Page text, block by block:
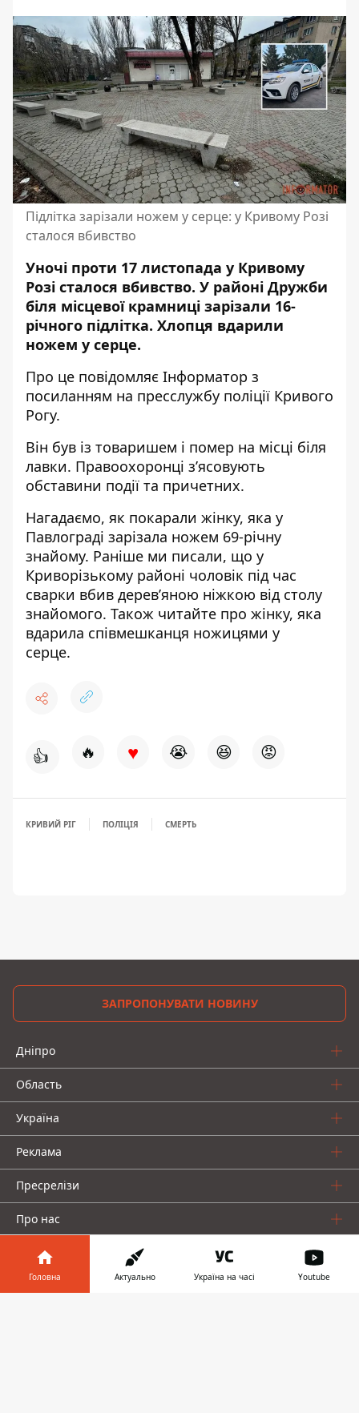
Підлітка зарізали ножем у серце: у Кривому Розі
сталося вбивство
Уночі проти 17 листопада у Кривому
Розі сталося вбивство. У районі Дружби
біля місцевої крамниці зарізали 16-
річного підлітка. Хлопця вдарили
ножем у серце.
Про це повідомляє Інформатор з
посиланням на пресслужбу поліції Кривого
Рогу.
Він був із товаришем і помер на місці біля
лавки. Правоохоронці зʼясовують
обставини події та причетних.
Нагадаємо, як покарали жінку, яка у
Павлограді зарізала ножем 69-річну
знайому. Раніше ми писали, що у
Криворізькому районі чоловік під час
сварки вбив дерев’яною ніжкою від столу
знайомого. Також читайте про жінку, яка
вдарила співмешканця ножицями у
серце.
👍 🔥 ♥ 😭 😆 😡
КРИВИЙ РІГ ПОЛІЦІЯ СМЕРТЬ
ЗАПРОПОНУВАТИ НОВИНУ
Дніпро
Область
Україна
Реклама
Пресрелізи
Про нас
Головна Актуально Україна на часі Youtube